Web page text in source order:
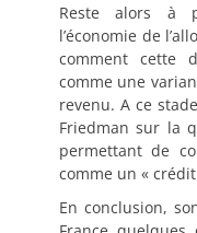
Reste alors à
l’économie de
comment cette
comme une
revenu. A ce
Friedman sur la
permettant de
comme un «
En conclusion,